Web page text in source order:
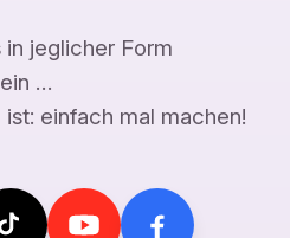
in jeglicher Form
…
einfach mal machen!